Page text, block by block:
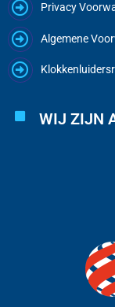
Privacy
Algemene
WIJ ZIJN